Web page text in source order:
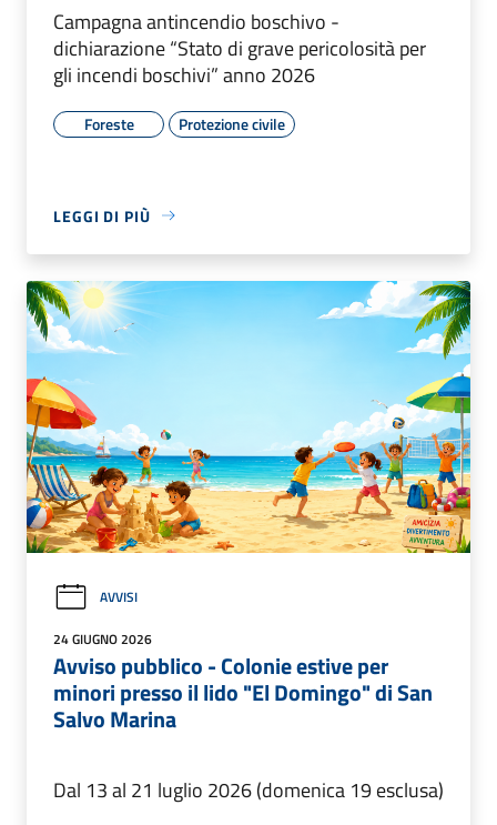
Campagna antincendio boschivo -
dichiarazione “Stato di grave pericolosità per
gli incendi boschivi” anno 2026
Foreste Protezione civile
LEGGI DI PIÙ
AVVISI
24 GIUGNO 2026
Avviso pubblico - Colonie estive per
minori presso il lido "El Domingo" di San
Salvo Marina
Dal 13 al 21 luglio 2026 (domenica 19 esclusa)